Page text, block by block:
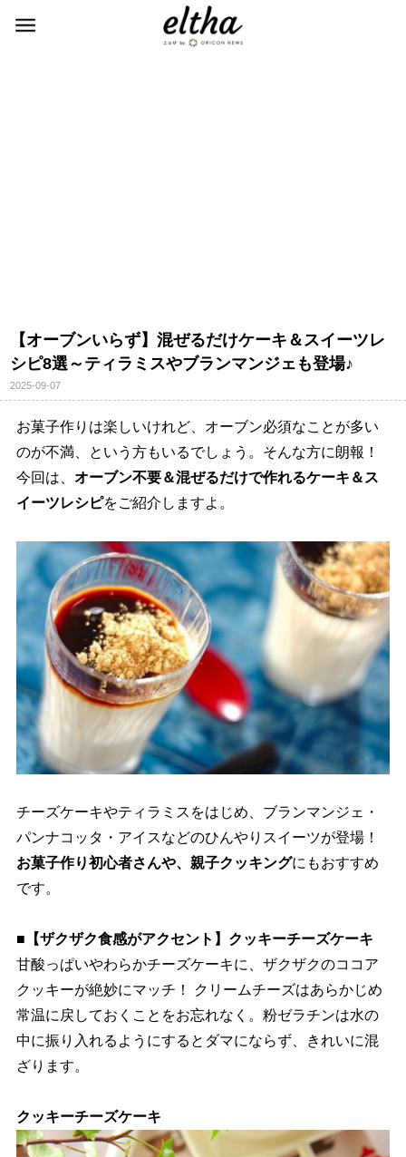
【オーブンいらず】混ぜるだけケーキ＆スイーツレ
シピ8選～ティラミスやブランマンジェも登場♪
2025-09-07
お菓子作りは楽しいけれど、オーブン必須なことが多い
のが不満、という方もいるでしょう。そんな方に朗報！
今回は、 オーブン不要＆混ぜるだけで作れるケーキ＆ス
イーツレシピをご紹介しますよ。
チーズケーキやティラミスをはじめ、ブランマンジェ・
パンナコッタ・アイスなどのひんやりスイーツが登場！
お菓子作り初心者さんや、親子クッキングにもおすすめ
です。
■【ザクザク食感がアクセント】クッキーチーズケーキ
甘酸っぱいやわらかチーズケーキに、ザクザクのココア
クッキーが絶妙にマッチ！ クリームチーズはあらかじめ
常温に戻しておくことをお忘れなく。粉ゼラチンは水の
中に振り入れるようにするとダマにならず、きれいに混
ざります。
クッキーチーズケーキ